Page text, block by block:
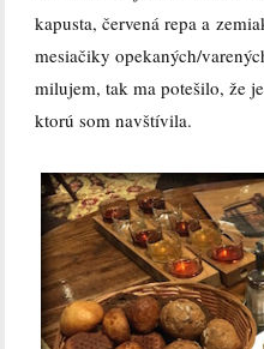
kapusta, červená repa a
mesiačiky opekaných/
milujem, tak ma potešilo, že
ktorú som navštívila.